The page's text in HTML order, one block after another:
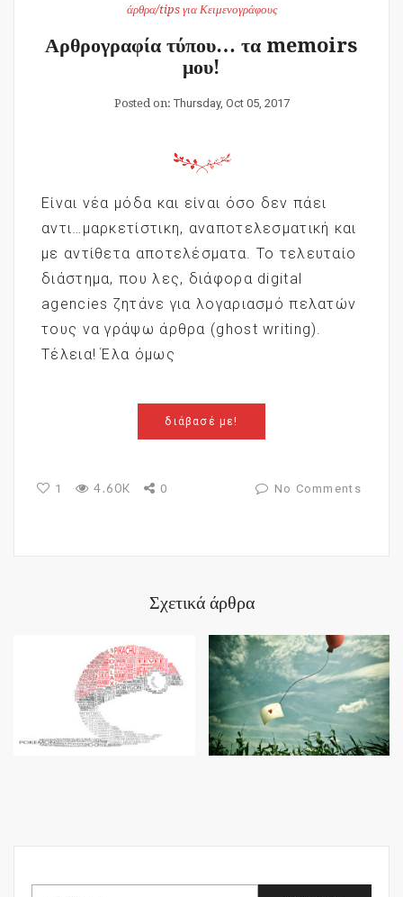
άρθρα/tips για Κειμενογράφους
Αρθρογραφία τύπου… τα memoirs
μου!
Posted on: Thursday, Oct 05, 2017
Είναι νέα μόδα και είναι όσο δεν πάει
αντι…μαρκετίστικη, αναποτελεσματική και
με αντίθετα αποτελέσματα. Το τελευταίο
διάστημα, που λες, διάφορα digital
agencies ζητάνε για λογαριασμό πελατών
τους να γράψω άρθρα (ghost writing).
Τέλεια! Έλα όμως
διάβασέ με!
1 4.60K 0 No Comments
Σχετικά άρθρα